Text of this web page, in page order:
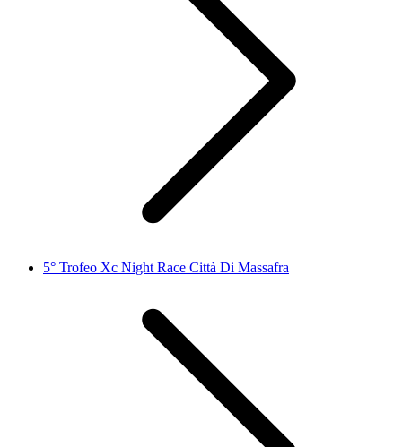
5° Trofeo Xc Night Race Città Di Massafra